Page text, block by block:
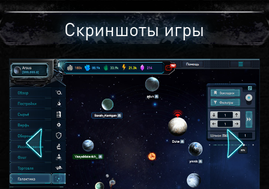
Скриншоты игры